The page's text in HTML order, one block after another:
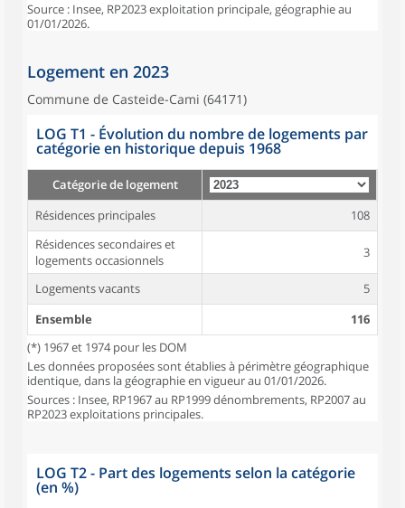
Source : Insee, RP2023 exploitation principale, géographie au
01/01/2026.
Logement en 2023
Commune de Casteide-Cami (64171)
LOG T1 - Évolution du nombre de logements par
catégorie en historique depuis 1968
Catégorie de logement
Résidences principales
108
Résidences secondaires et
logements occasionnels
3
Logements vacants
5
Ensemble
116
(*) 1967 et 1974 pour les DOM
Les données proposées sont établies à périmètre géographique
identique, dans la géographie en vigueur au 01/01/2026.
Sources : Insee, RP1967 au RP1999 dénombrements, RP2007 au
RP2023 exploitations principales.
LOG T2 - Part des logements selon la catégorie
(en %)